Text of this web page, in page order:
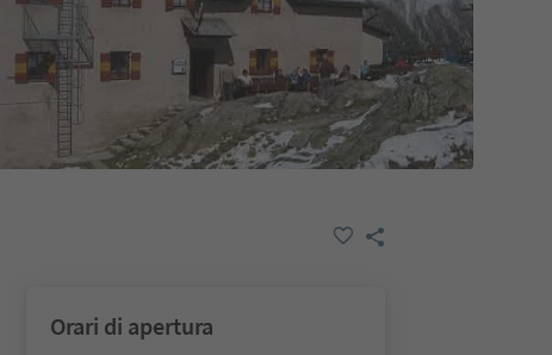
Orari di apertura